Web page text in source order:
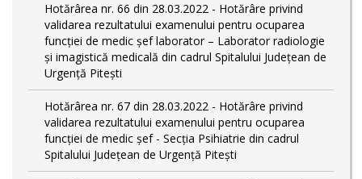
Hotărârea nr. 66 din 28.03.2022 - Hotărâre privind
validarea rezultatului examenului pentru ocuparea
funcției de medic șef laborator – Laborator radiologie
și imagistică medicală din cadrul Spitalului Județean de
Urgență Pitești
Hotărârea nr. 67 din 28.03.2022 - Hotărâre privind
validarea rezultatului examenului pentru ocuparea
funcției de medic șef - Secția Psihiatrie din cadrul
Spitalului Județean de Urgență Pitești